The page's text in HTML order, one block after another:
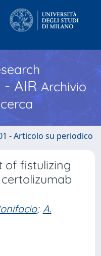
- AIR Archivio
- Articolo su periodico
of fistulizing
; A.